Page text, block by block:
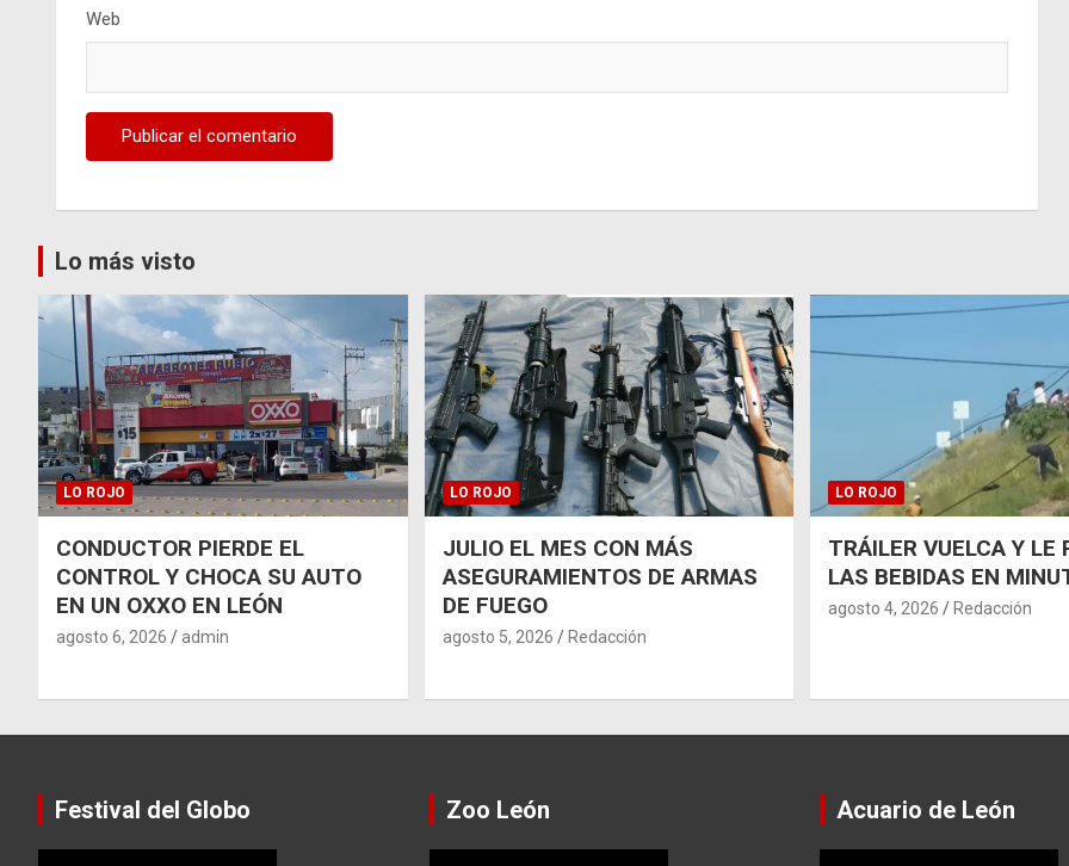
Web
Lo más visto
LO ROJO
CONDUCTOR PIERDE EL
CONTROL Y CHOCA SU AUTO
EN UN OXXO EN LEÓN
agosto 6, 2026 admin
LO ROJO
JULIO EL MES CON MÁS
ASEGURAMIENTOS DE ARMAS
DE FUEGO
agosto 5, 2026 Redacción
LO ROJO
TRÁILER VUELCA Y LE
LAS BEBIDAS EN
agosto 4, 2026 Redacción
Festival del Globo Zoo León Acuario de León